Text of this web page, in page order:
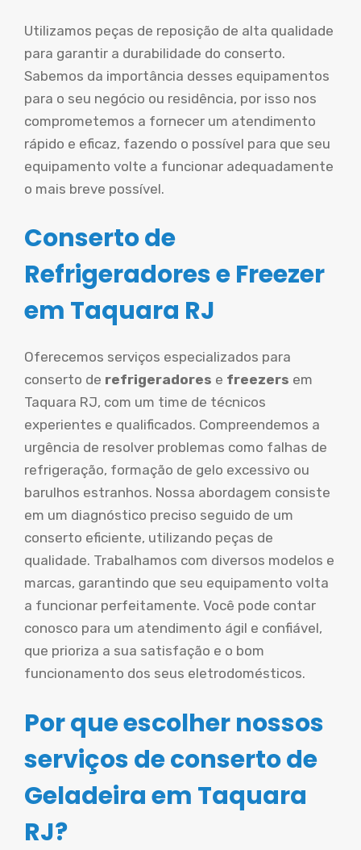
Utilizamos peças de reposição de alta qualidade
para garantir a durabilidade do conserto.
Sabemos da importância desses equipamentos
para o seu negócio ou residência, por isso nos
comprometemos a fornecer um atendimento
rápido e eficaz, fazendo o possível para que seu
equipamento volte a funcionar adequadamente
o mais breve possível.
Conserto de
Refrigeradores e Freezer
em Taquara RJ
Oferecemos serviços especializados para
conserto de refrigeradores e freezers em
Taquara RJ, com um time de técnicos
experientes e qualificados. Compreendemos a
urgência de resolver problemas como falhas de
refrigeração, formação de gelo excessivo ou
barulhos estranhos. Nossa abordagem consiste
em um diagnóstico preciso seguido de um
conserto eficiente, utilizando peças de
qualidade. Trabalhamos com diversos modelos e
marcas, garantindo que seu equipamento volta
a funcionar perfeitamente. Você pode contar
conosco para um atendimento ágil e confiável,
que prioriza a sua satisfação e o bom
funcionamento dos seus eletrodomésticos.
Por que escolher nossos
serviços de conserto de
Geladeira em Taquara
RJ?